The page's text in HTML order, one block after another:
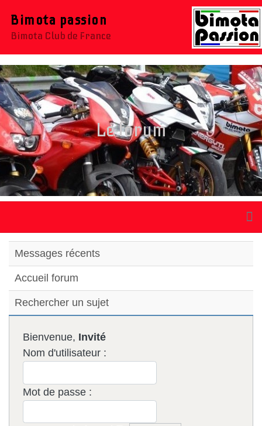
Bimota passion
Bimota Club de France
Le forum
Messages récents
Accueil forum
Rechercher un sujet
Bienvenue, Invité
Nom d'utilisateur :
Mot de passe :